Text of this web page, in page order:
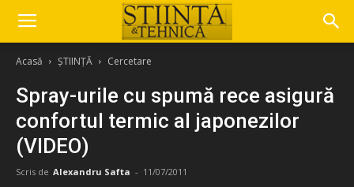
Acasă ȘTIINȚĂ Cercetare
Spray-urile cu spumă rece asigură
confortul termic al japonezilor
(VIDEO)
Scris de Alexandru Safta - 11/07/2011